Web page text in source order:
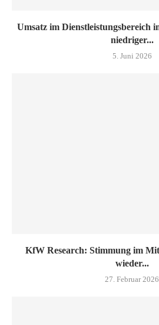
Umsatz im Dienstleistungsbereich
niedriger...
5. Juni 2026
KfW Research: Stimmung im
wieder...
27. Februar 2026